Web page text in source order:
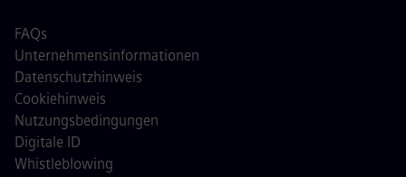
FAQs
Unternehmensinformationen
Datenschutzhinweis
Cookiehinweis
Nutzungsbedingungen
Digitale ID
Whistleblowing